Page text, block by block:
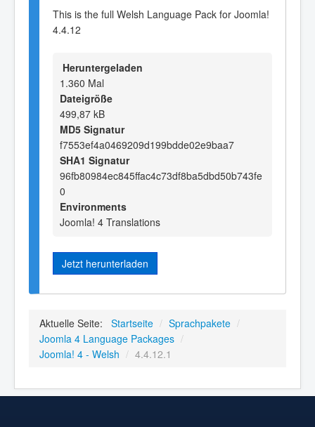
This is the full Welsh Language Pack for Joomla!
4.4.12
Heruntergeladen
1.360 Mal
Dateigröße
499,87 kB
MD5 Signatur
f7553ef4a0469209d199bdde02e9baa7
SHA1 Signatur
96fb80984ec845ffac4c73df8ba5dbd50b743fe
0
Environments
Joomla! 4 Translations
Jetzt herunterladen
Aktuelle Seite: Startseite / Sprachpakete /
Joomla 4 Language Packages /
Joomla! 4 - Welsh / 4.4.12.1